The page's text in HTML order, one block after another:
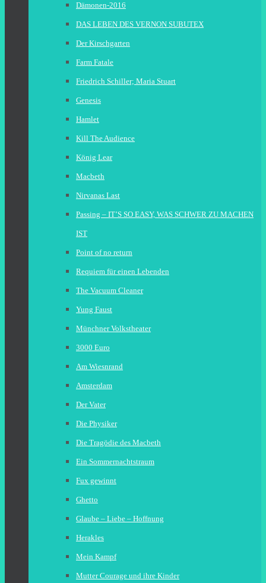
Dämonen-2016
DAS LEBEN DES VERNON SUBUTEX
Der Kirschgarten
Farm Fatale
Friedrich Schiller; Maria Stuart
Genesis
Hamlet
Kill The Audience
König Lear
Macbeth
Nirvanas Last
Passing – IT’S SO EASY, WAS SCHWER ZU MACHEN
IST
Point of no return
Requiem für einen Lebenden
The Vacuum Cleaner
Yung Faust
Münchner Volkstheater
3000 Euro
Am Wiesnrand
Amsterdam
Der Vater
Die Physiker
Die Tragödie des Macbeth
Ein Sommernachtstraum
Fux gewinnt
Ghetto
Glaube – Liebe – Hoffnung
Herakles
Mein Kampf
Mutter Courage und ihre Kinder